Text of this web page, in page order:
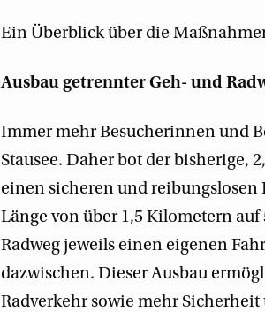
Ein Überblick über die
Ausbau getrennter Geh- und
Immer mehr Besucherinnen und
Stausee. Daher bot der bisherige,
einen sicheren und reibungslosen
Länge von über 1,5 Kilometern
Radweg jeweils einen eigenen
dazwischen. Dieser Ausbau
Radverkehr sowie mehr